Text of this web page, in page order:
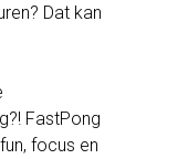
Dat kan
FastPong
focus en